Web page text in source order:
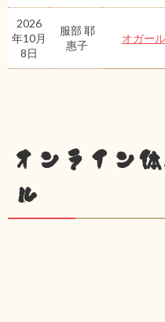
2026
年10月
8日
服部 耶
惠子
オガー
オンライン
ル